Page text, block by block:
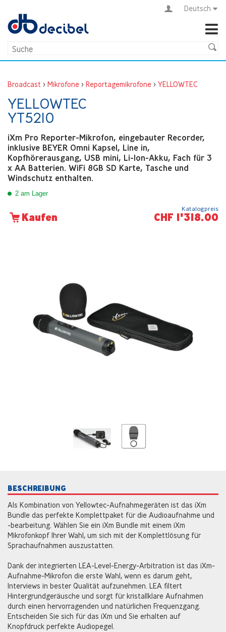
Deutsch
Broadcast > Mikrofone > Reportagemikrofone > YELLOWTEC
YELLOWTEC
YT5210
iXm Pro Reporter-Mikrofon, eingebauter Recorder,
inklusive BEYER Omni Kapsel, Line in,
Kopfhörerausgang, USB mini, Li-Ion-Akku, Fach für 3
x AA Batterien. WiFi 8GB SD Karte, Tasche und
Windschutz enthalten.
2 am Lager
Kaufen
Katalogpreis
CHF 1'318.00
BESCHREIBUNG
Als Kombination von Yellowtec-Aufnahmegeräten ist das iXm
Bundle das perfekte Komplettpaket für die Audioaufnahme und
-bearbeitung. Wählen Sie ein iXm Bundle mit einem iXm
Mikrofonkopf Ihrer Wahl, um sich mit der Komplettlösung für
Sprachaufnahmen auszustatten.
Dank der integrierten LEA-Level-Energy-Arbitration ist das iXm-
Aufnahme-Mikrofon die erste Wahl, wenn es darum geht,
Interviews in bester Qualität aufzunehmen. LEA filtert
Hintergrundgeräusche und sorgt für kristallklare Aufnahmen
durch einen hervorragenden und natürlichen Frequenzgang.
Entscheiden Sie sich für das iXm und Sie erhalten auf
Knopfdruck perfekte Audiopegel.